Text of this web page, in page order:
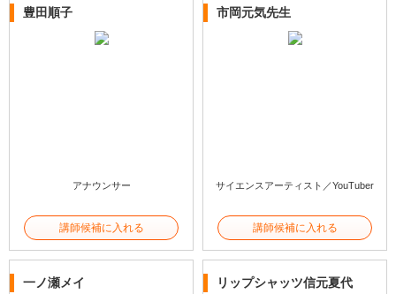
豊田順子
アナウンサー
講師候補に入れる
市岡元気先生
サイエンスアーティスト／YouTuber
講師候補に入れる
一ノ瀬メイ リップシャッツ信元夏代